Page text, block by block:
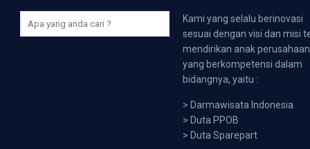
Kami yang selalu berinovasi
sesuai dengan visi dan misi
mendirikan anak perusahaan
yang berkompetensi dalam
bidangnya, yaitu :
> Darmawisata Indonesia
> Duta PPOB
> Duta Sparepart